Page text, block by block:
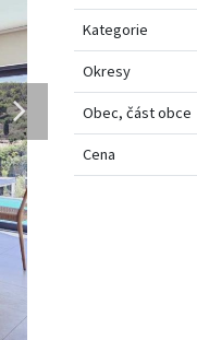
Kategorie
Okresy
Obec, část obce
Cena